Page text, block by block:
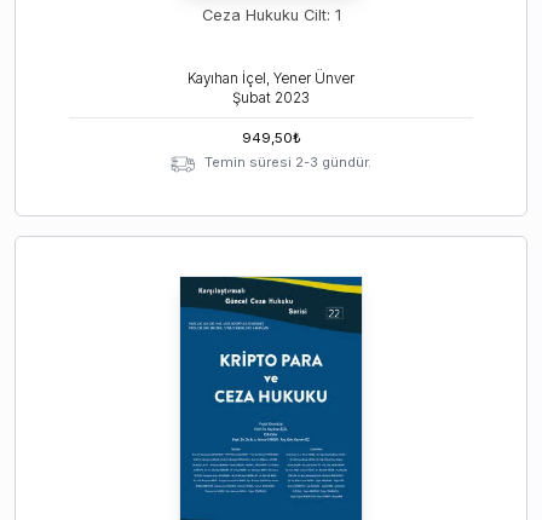
Ceza Hukuku Cilt: 1
Kayıhan İçel, Yener Ünver
Şubat 2023
949,50₺
Temin süresi 2-3 gündür.